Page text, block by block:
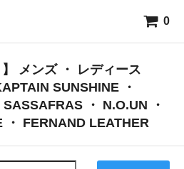
0
】 メンズ ・ レディース
SUNSHINE ・
・ N.O.UN ・
・ FERNAND LEATHER